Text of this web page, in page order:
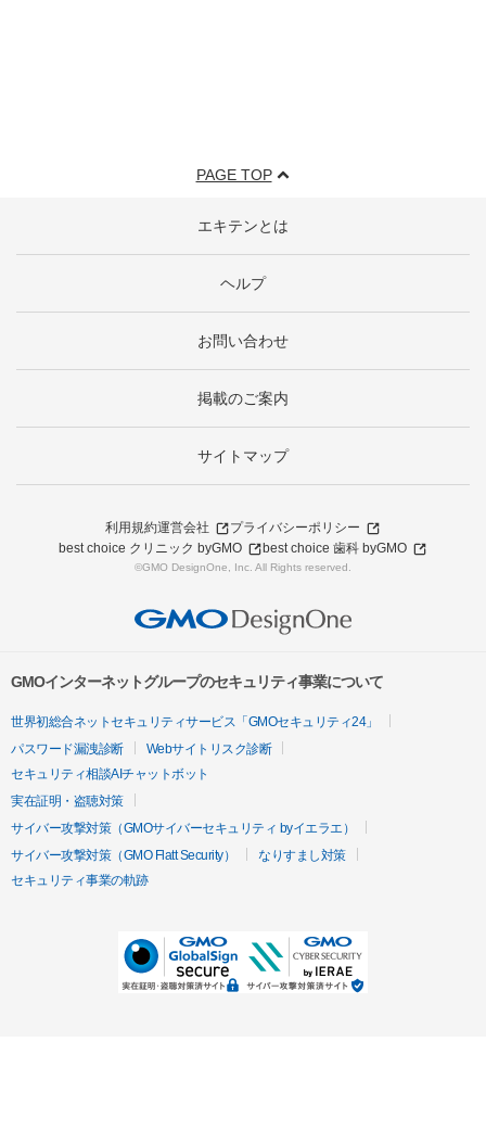
PAGE TOP
エキテンとは
ヘルプ
お問い合わせ
掲載のご案内
サイトマップ
利用規約運営会社
プライバシーポリシー
best choice クリニック byGMO
best choice 歯科 byGMO
©GMO DesignOne, Inc. All Rights reserved.
GMOインターネットグループのセキュリティ事業について
世界初総合ネットセキュリティサービス「GMOセキュリティ24」
パスワード漏洩診断
Webサイトリスク診断
セキュリティ相談AIチャットボット
実在証明・盗聴対策
サイバー攻撃対策（GMOサイバーセキュリティ byイエラエ）
サイバー攻撃対策（GMO Flatt Security）
なりすまし対策
セキュリティ事業の軌跡